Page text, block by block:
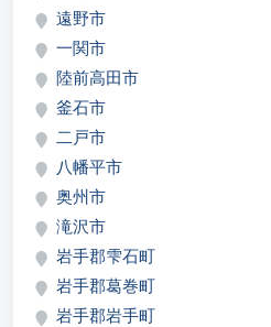
遠野市
一関市
陸前高田市
釜石市
二戸市
八幡平市
奥州市
滝沢市
岩手郡雫石町
岩手郡葛巻町
岩手郡岩手町